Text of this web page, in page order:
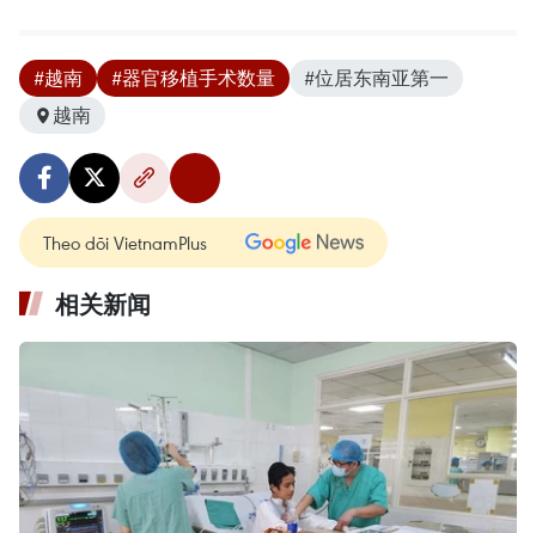
#越南 #器官移植手术数量
#位居东南亚第一
越南
Theo dõi VietnamPlus
相关新闻